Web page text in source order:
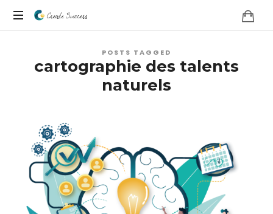
Co
Success
propres
POSTS TAGGED
cartographie des talents
naturels